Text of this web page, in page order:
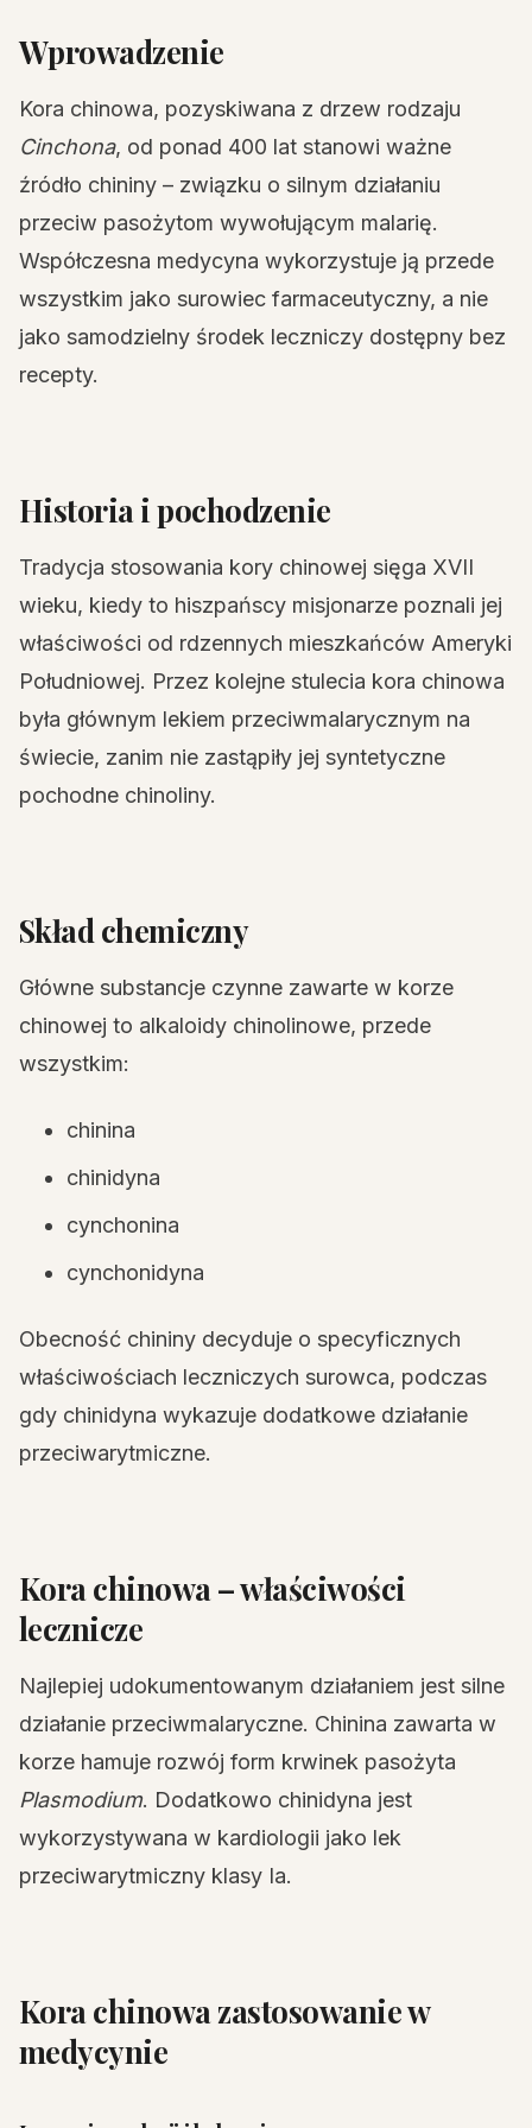
Wprowadzenie
Kora chinowa, pozyskiwana z drzew rodzaju
Cinchona, od ponad 400 lat stanowi ważne
źródło chininy – związku o silnym działaniu
przeciw pasożytom wywołującym malarię.
Współczesna medycyna wykorzystuje ją przede
wszystkim jako surowiec farmaceutyczny, a nie
jako samodzielny środek leczniczy dostępny bez
recepty.
Historia i pochodzenie
Tradycja stosowania kory chinowej sięga XVII
wieku, kiedy to hiszpańscy misjonarze poznali jej
właściwości od rdzennych mieszkańców Ameryki
Południowej. Przez kolejne stulecia kora chinowa
była głównym lekiem przeciwmalarycznym na
świecie, zanim nie zastąpiły jej syntetyczne
pochodne chinoliny.
Skład chemiczny
Główne substancje czynne zawarte w korze
chinowej to alkaloidy chinolinowe, przede
wszystkim:
chinina
chinidyna
cynchonina
cynchonidyna
Obecność chininy decyduje o specyficznych
właściwościach leczniczych surowca, podczas
gdy chinidyna wykazuje dodatkowe działanie
przeciwarytmiczne.
Kora chinowa – właściwości
lecznicze
Najlepiej udokumentowanym działaniem jest silne
działanie przeciwmalaryczne. Chinina zawarta w
korze hamuje rozwój form krwinek pasożyta
Plasmodium. Dodatkowo chinidyna jest
wykorzystywana w kardiologii jako lek
przeciwarytmiczny klasy Ia.
Kora chinowa zastosowanie w
medycynie